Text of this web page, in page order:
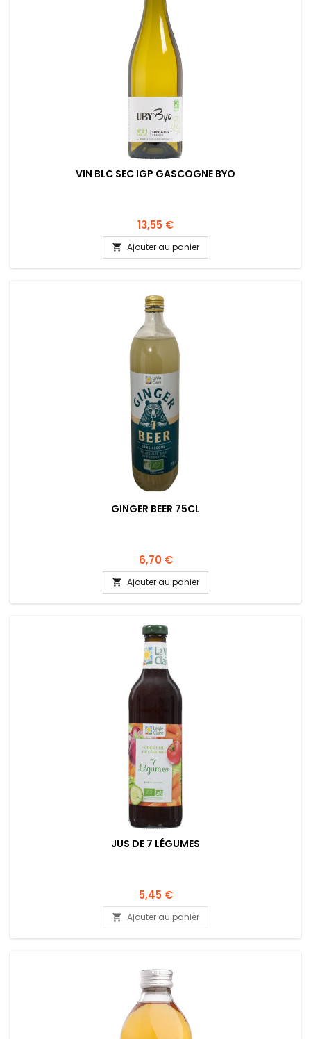
VIN BLC SEC IGP GASCOGNE BYO
13,55 €
 Ajouter au panier
GINGER BEER 75CL
6,70 €
 Ajouter au panier
JUS DE 7 LÉGUMES
5,45 €
 Ajouter au panier